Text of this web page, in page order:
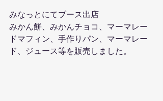
みなっとにてブース出店
みかん餅、みかんチョコ、マーマレー
ドマフィン、手作りパン、マーマレー
ド、ジュース等を販売しました。